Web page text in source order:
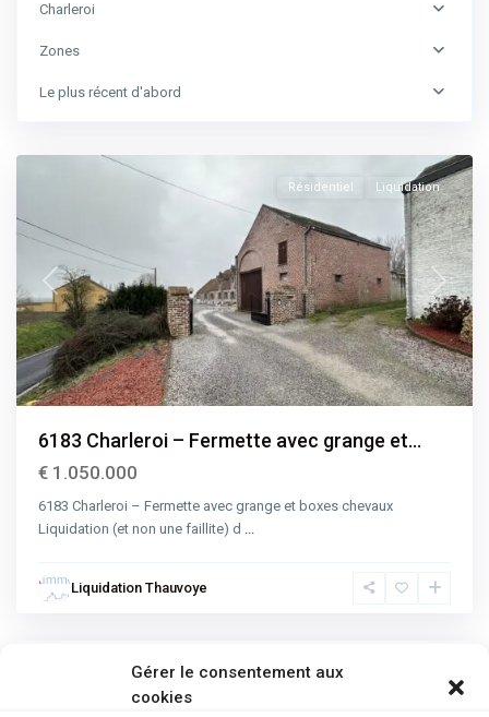
Gérer le consentement aux
cookies
Charleroi
Zones
Le plus récent d'abord
de
Hainaut
Previous Next
Résidentiel Liquidation
6183 Charleroi – Fermette avec grange et...
€ 1.050.000
6183 Charleroi – Fermette avec grange et boxes chevaux
Liquidation (et non une faillite) d ...
Liquidation Thauvoye
Advanced Search